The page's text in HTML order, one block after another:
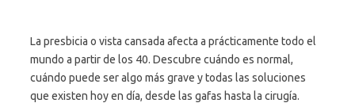
La presbicia o vista cansada afecta a prácticamente todo el
mundo a partir de los 40. Descubre cuándo es normal,
cuándo puede ser algo más grave y todas las soluciones
que existen hoy en día, desde las gafas hasta la cirugía.